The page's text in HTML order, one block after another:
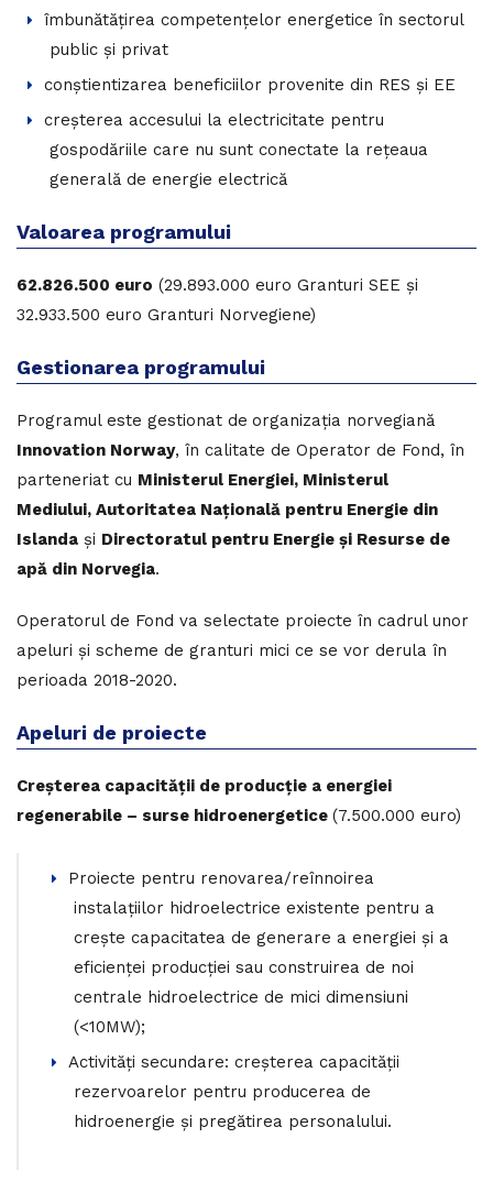
îmbunătățirea competențelor energetice în sectorul
public și privat
conștientizarea beneficiilor provenite din RES și EE
creșterea accesului la electricitate pentru
gospodăriile care nu sunt conectate la rețeaua
generală de energie electrică
Valoarea programului
62.826.500 euro (29.893.000 euro Granturi SEE și
32.933.500 euro Granturi Norvegiene)
Gestionarea programului
Programul este gestionat de organizația norvegiană
Innovation Norway, în calitate de Operator de Fond, în
parteneriat cu Ministerul Energiei, Ministerul
Mediului, Autoritatea Națională pentru Energie din
Islanda și Directoratul pentru Energie și Resurse de
apă din Norvegia.
Operatorul de Fond va selectate proiecte în cadrul unor
apeluri și scheme de granturi mici ce se vor derula în
perioada 2018-2020.
Apeluri de proiecte
Creșterea capacității de producție a energiei
regenerabile – surse hidroenergetice (7.500.000 euro)
Proiecte pentru renovarea/reînnoirea
instalațiilor hidroelectrice existente pentru a
crește capacitatea de generare a energiei și a
eficienței producției sau construirea de noi
centrale hidroelectrice de mici dimensiuni
(<10MW);
Activități secundare: creșterea capacității
rezervoarelor pentru producerea de
hidroenergie și pregătirea personalului.